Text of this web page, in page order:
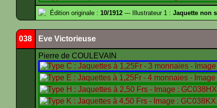
Édition originale : 10/1912 --- Illustrateur 1 : Jaquette non
038 Eve Victorieuse
Pierre de COULEVAIN